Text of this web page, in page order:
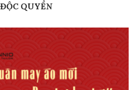
ĐỘC QUYỀN